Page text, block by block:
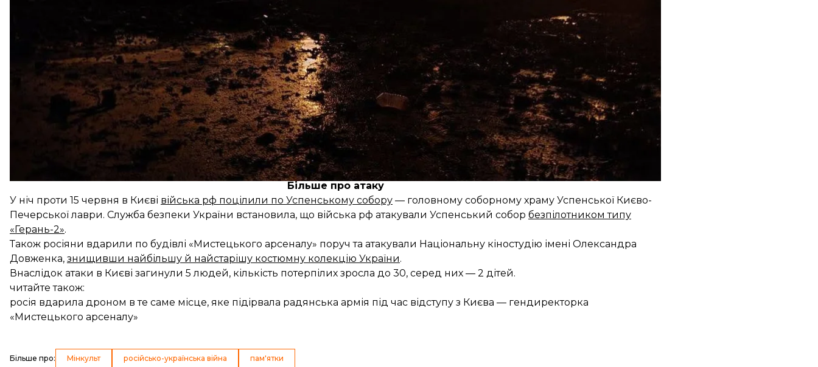
Напередодні Бережна закликала ЮНЕСКО «називати речі своїми іменами»
після заяв організації про російський удар
по Києво-Печерській Лаврі, в якій вона не називала росію винною.
Більше про атаку
У ніч проти 15 червня в Києві війська рф поцілили по Успенському собору — головному соборному храму Успенської Києво-
Печерської лаври. Служба безпеки України встановила, що війська рф атакували Успенський собор безпілотником типу
«Герань-2».
Також росіяни вдарили по будівлі «Мистецького арсеналу» поруч та атакували Національну кіностудію імені Олександра
Довженка, знищивши найбільшу й найстарішу костюмну колекцію України.
Внаслідок атаки в Києві загинули 5 людей, кількість потерпілих зросла до 30, серед них — 2 дітей.
читайте також:
росія вдарила дроном в те саме місце, яке підірвала радянська армія під час відступу з Києва — гендиректорка
«Мистецького арсеналу»
Більше про: Мінкульт російсько-українська війна пам'ятки